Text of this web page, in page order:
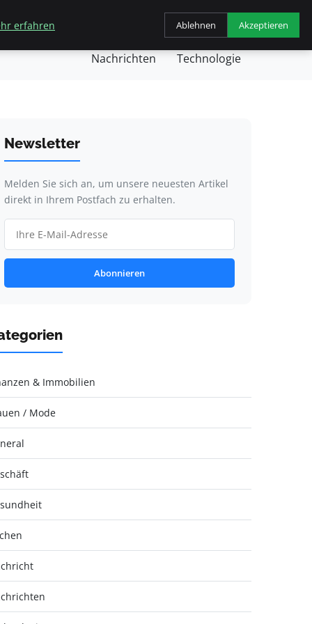
Gesundheit Nachricht
Nachrichten Technologie
Newsletter
Melden Sie sich an, um unsere neuesten Artikel
direkt in Ihrem Postfach zu erhalten.
Abonnieren
& Immobilien
/ Mode
erfahren Ablehnen Akzeptieren